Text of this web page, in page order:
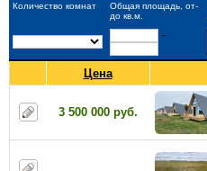
Количество комнат
Общая площадь, от-
до кв.м.
-
Цена
3 500 000 руб.